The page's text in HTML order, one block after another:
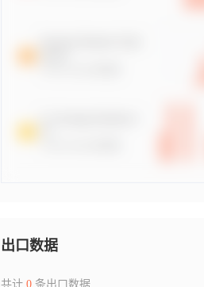
出口数据
共计 0条出口数据